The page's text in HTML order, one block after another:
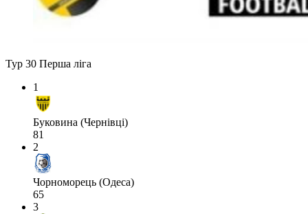
Тур 30 Перша ліга
1
Буковина (Чернівці)
81
2
Чорноморець (Одеса)
65
3